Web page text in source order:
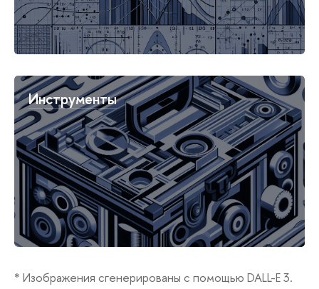
Инструменты
* Изображения сгенерированы с помощью DALL-E 3.